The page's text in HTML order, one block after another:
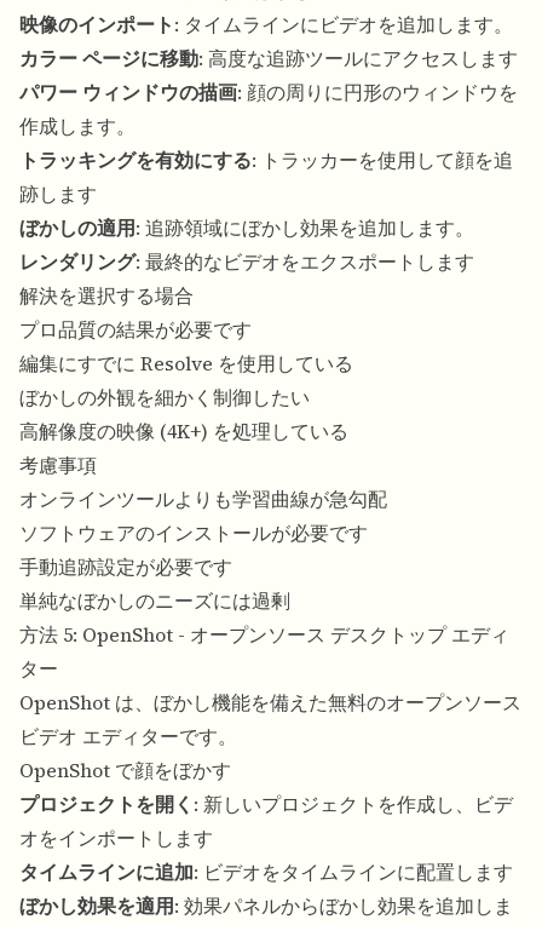
映像のインポート: タイムラインにビデオを追加します。
カラー ページに移動: 高度な追跡ツールにアクセスします
パワー ウィンドウの描画: 顔の周りに円形のウィンドウを
作成します。
トラッキングを有効にする: トラッカーを使用して顔を追
跡します
ぼかしの適用: 追跡領域にぼかし効果を追加します。
レンダリング: 最終的なビデオをエクスポートします
解決を選択する場合
プロ品質の結果が必要です
編集にすでに Resolve を使用している
ぼかしの外観を細かく制御したい
高解像度の映像 (4K+) を処理している
考慮事項
オンラインツールよりも学習曲線が急勾配
ソフトウェアのインストールが必要です
手動追跡設定が必要です
単純なぼかしのニーズには過剰
方法 5: OpenShot - オープンソース デスクトップ エディ
ター
OpenShot は、ぼかし機能を備えた無料のオープンソース
ビデオ エディターです。
OpenShot で顔をぼかす
プロジェクトを開く : 新しいプロジェクトを作成し、ビデ
オをインポートします
タイムラインに追加: ビデオをタイムラインに配置します
ぼかし効果を適用: 効果パネルからぼかし効果を追加しま